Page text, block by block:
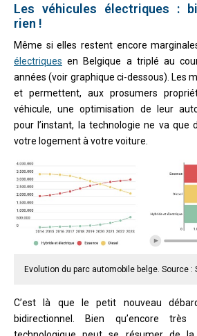
Les véhicules électriques :
rien !
Même si elles restent encore
électriques en Belgique a triplé au
années (voir graphique ci-dessous). Les
et permettent, aux prosumers
véhicule, une optimisation de leur
pour l’instant, la technologie ne va que
votre logement à votre voiture.
Evolution du parc automobile belge. Source :
C’est là que le petit nouveau
bidirectionnel. Bien qu’encore